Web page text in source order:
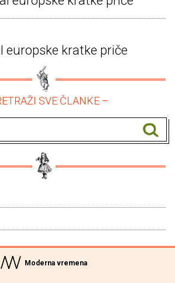
europske kratke priče
SVE ČLANKE –
Moderna vremena